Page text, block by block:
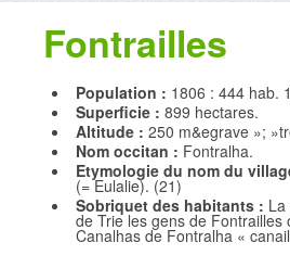
Fontrailles
Population : 1806 : 444 hab.
Superficie : 899 hectares.
Altitude : 250 m&egrave »;
Nom occitan : Fontralha.
Etymologie du nom du
(= Eulalie). (21)
Sobriquet des habitants :
de Trie les gens de Fontrailles
Canalhas de Fontralha «